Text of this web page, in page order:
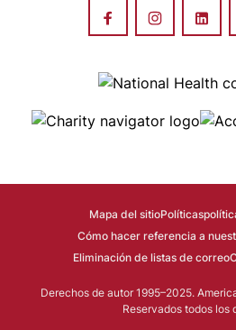
Image
Image
Mapa del sitioPolíticas
Cómo hacer referencia a
Eliminación de listas de correo
Derechos de autor 1995–2025.
Reservados todos los